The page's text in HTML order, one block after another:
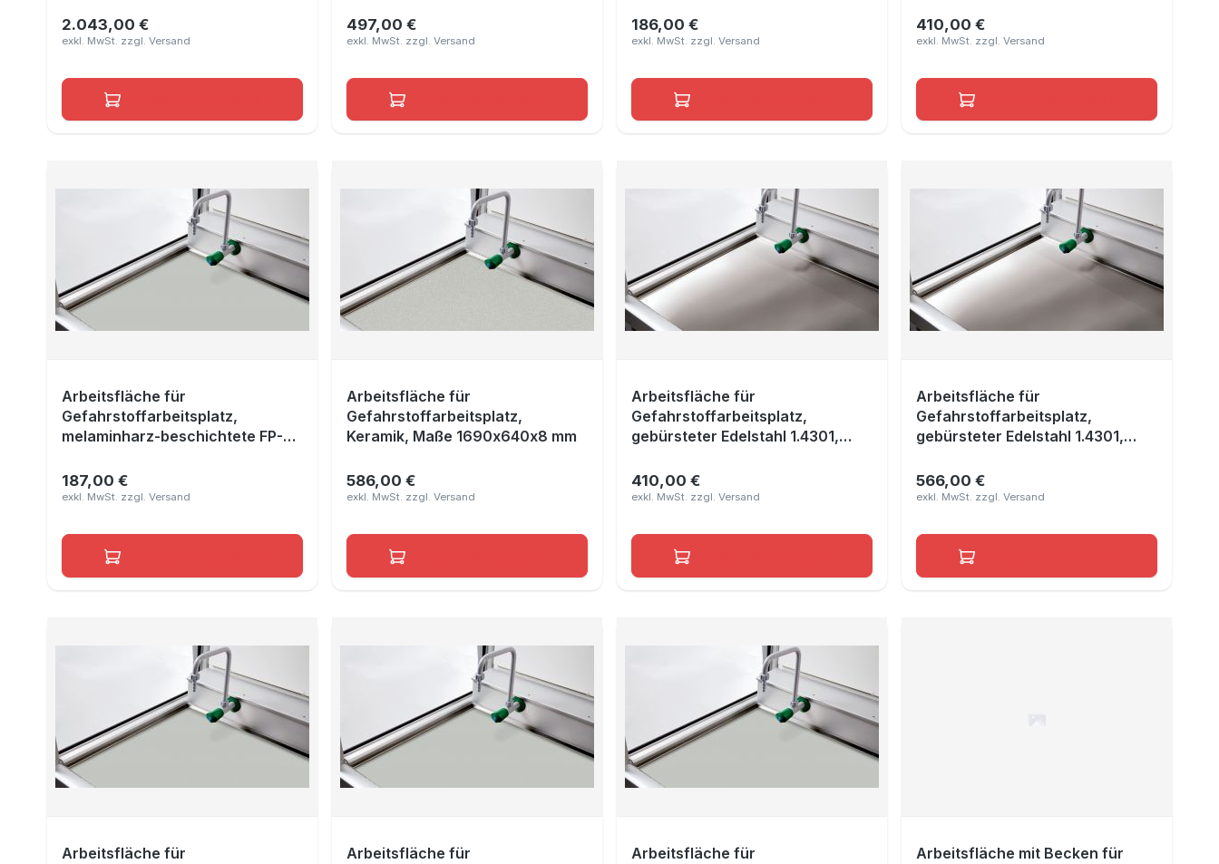
Maße 1090x640 mm
Regulärer Preis:
2.043,00 € Regulärer Preis:
497,00 €
790x640x10 mm
Regulärer Preis:
186,00 € Regulärer Preis:
410,00 €
Arbeitsfläche für
Gefahrstoffarbeitsplatz,
melaminharz-beschichtete FP-
1390x490x10 mm
Regulärer Preis:
187,00 €
Arbeitsfläche für
Gefahrstoffarbeitsplatz,
Keramik, Maße 1690x640x8 mm
Regulärer Preis:
586,00 €
Arbeitsfläche für
Gefahrstoffarbeitsplatz,
gebürsteter Edelstahl 1.4301,
Regulärer Preis:
410,00 €
Arbeitsfläche für
Gefahrstoffarbeitsplatz,
gebürsteter Edelstahl 1.4301,
Regulärer Preis:
566,00 €
Arbeitsfläche für
Arbeitsfläche für
Arbeitsfläche für
Arbeitsfläche mit Becken für